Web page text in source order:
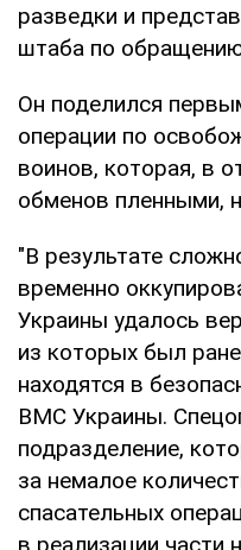
разведки и
штаба по
Он поделился
операции по
воинов, которая, в
обменов пленными,
"В результате
временно
Украины удалось
из которых был
находятся в
ВМС Украины.
подразделение,
за немалое
спасательных
в реализации части